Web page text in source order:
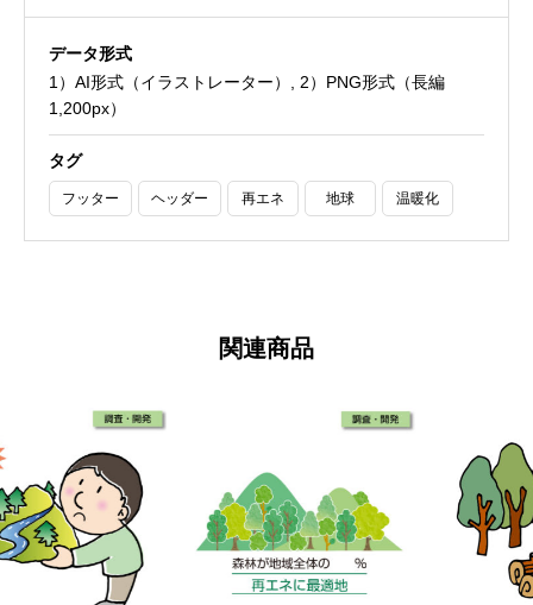
データ形式
1）AI形式（イラストレーター）, 2）PNG形式（長編
1,200px）
タグ
フッター ヘッダー 再エネ 地球 温暖化
関連商品